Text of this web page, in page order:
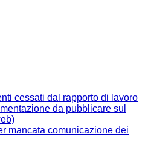
cessati dal rapporto di lavoro
da pubblicare sul
mancata comunicazione dei